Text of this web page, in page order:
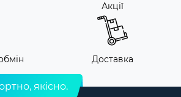
Акції
Доставка
якісно.